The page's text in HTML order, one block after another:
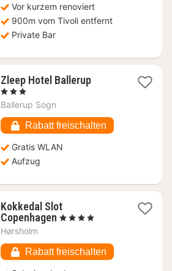
119,72
€
Vor kurzem renoviert
900m vom Tivoli entfernt
Private Bar
Zleep Hotel Ballerup1
€
, 3 Sterne
Ballerup Sogn
Rabatt freischalten
Gratis WLAN
Aufzug
Kokkedal Slot
Copenhagen 1
107,01
€
, 4 Sterne
Hørsholm
Rabatt freischalten